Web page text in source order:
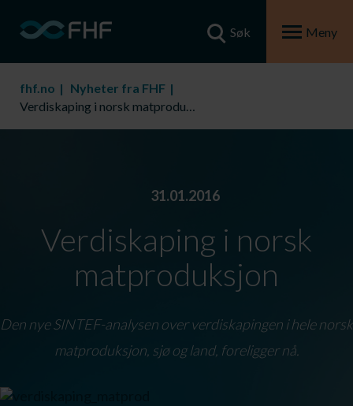
Søk Meny
fhf.no
Nyheter fra FHF
Verdiskaping i norsk matproduksjon
31.01.2016
Verdiskaping i norsk
matproduksjon
Den nye SINTEF-analysen over verdiskapingen i hele norsk
matproduksjon, sjø og land, foreligger nå.